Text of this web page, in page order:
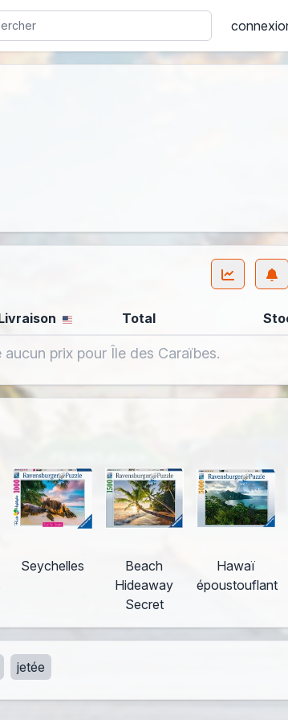
Total
prix pour Île des Caraïbes.
Seychelles
Beach
Hideaway
Secret
Hawaï
époustouflant
jetée